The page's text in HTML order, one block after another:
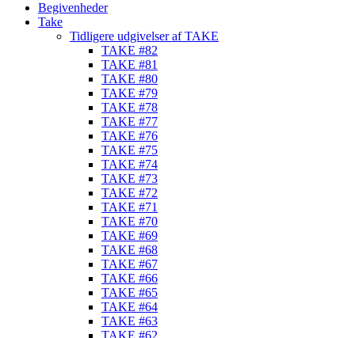
Begivenheder
Take
Tidligere udgivelser af TAKE
TAKE #82
TAKE #81
TAKE #80
TAKE #79
TAKE #78
TAKE #77
TAKE #76
TAKE #75
TAKE #74
TAKE #73
TAKE #72
TAKE #71
TAKE #70
TAKE #69
TAKE #68
TAKE #67
TAKE #66
TAKE #65
TAKE #64
TAKE #63
TAKE #62